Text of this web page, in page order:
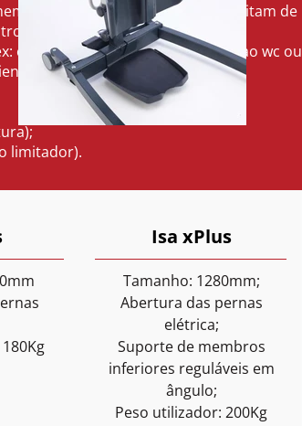
inferiores, mas que necessitam de
cama para cadeira de rodas, ida ao wc ou
íntima.
limitador).
Isa xPlus
Tamanho: 1280mm;
Abertura das pernas
elétrica;
Suporte de membros
inferiores reguláveis em
ângulo;
Peso utilizador: 200Kg